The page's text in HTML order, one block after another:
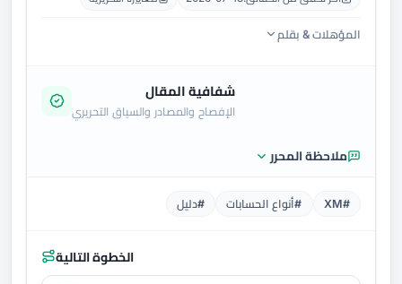
المؤهلات & بقلم
شفافية المقال
الإفصاح والمصادر والسياق التحريري
ملاحظة المحرر
#XM #أنواع الحسابات #دليل
الخطوة التالية